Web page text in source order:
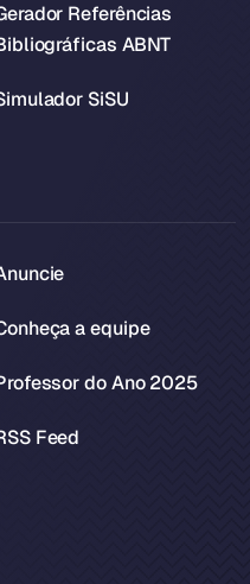
Referências
ABNT
SiSU
a equipe
do Ano 2025
Feed